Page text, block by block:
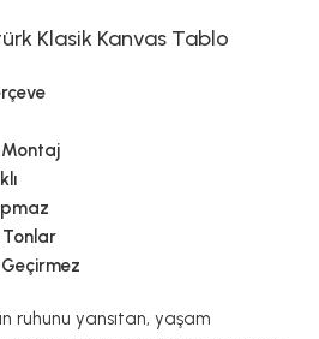
Klasik Kanvas Tablo
Montaj
Tonlar
ruhunu yansıtan, yaşam